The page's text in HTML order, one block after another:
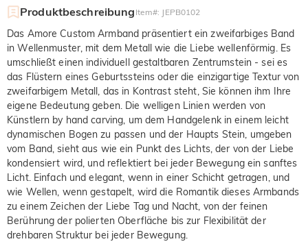
Produktbeschreibung Item#: JEPB0102
Das Amore Custom Armband präsentiert ein zweifarbiges Band
in Wellenmuster, mit dem Metall wie die Liebe wellenförmig. Es
umschließt einen individuell gestaltbaren Zentrumstein - sei es
das Flüstern eines Geburtssteins oder die einzigartige Textur von
zweifarbigem Metall, das in Kontrast steht, Sie können ihm Ihre
eigene Bedeutung geben. Die welligen Linien werden von
Künstlern by hand carving, um dem Handgelenk in einem leicht
dynamischen Bogen zu passen und der Haupts Stein, umgeben
vom Band, sieht aus wie ein Punkt des Lichts, der von der Liebe
kondensiert wird, und reflektiert bei jeder Bewegung ein sanftes
Licht. Einfach und elegant, wenn in einer Schicht getragen, und
wie Wellen, wenn gestapelt, wird die Romantik dieses Armbands
zu einem Zeichen der Liebe Tag und Nacht, von der feinen
Berührung der polierten Oberfläche bis zur Flexibilität der
drehbaren Struktur bei jeder Bewegung.